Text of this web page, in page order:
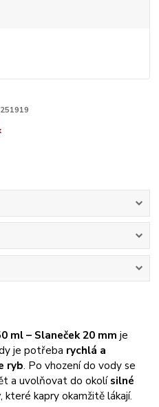
ml – Slaneček 20 mm je
je potřeba rychlá a
ryb. Po vhození do vody se
a uvolňovat do okolísilné
, které kapry okamžitě lákají.